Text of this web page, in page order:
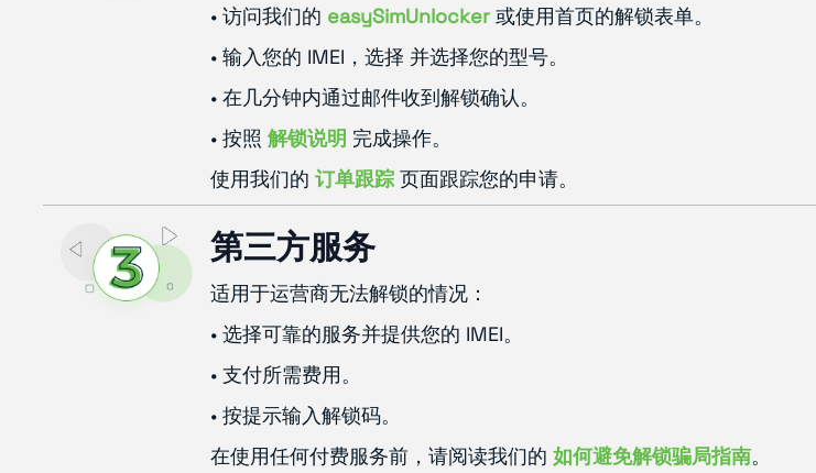
• 访问我们的 easySimUnlocker或使用首页的解锁表单。
• 输入您的 IMEI，选择 并选择您的型号。
• 在几分钟内通过邮件收到解锁确认。
• 按照 解锁说明 完成操作。
使用我们的 订单跟踪页面跟踪您的申请。
第三方服务
适用于运营商无法解锁的情况：
• 选择可靠的服务并提供您的 IMEI。
• 支付所需费用。
• 按提示输入解锁码。
在使用任何付费服务前，请阅读我们的 如何避免解锁骗局指南。